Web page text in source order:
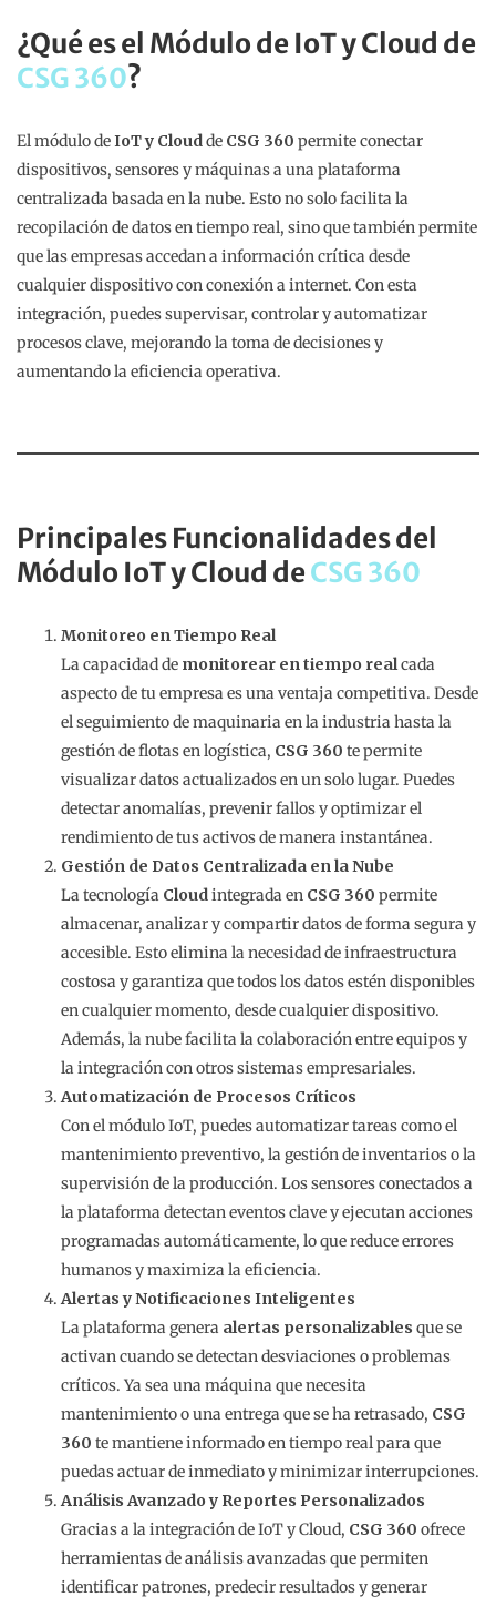
¿Qué es el Módulo de IoT y Cloud de
CSG 360?
El módulo deIoT y Cloudde CSG 360 permite conectar
dispositivos, sensores y máquinas a una plataforma
centralizada basada en la nube. Esto no solo facilita la
recopilación de datos en tiempo real, sino que también permite
que las empresas accedan a información crítica desde
cualquier dispositivo con conexión a internet. Con esta
integración, puedes supervisar, controlar y automatizar
procesos clave, mejorando la toma de decisiones y
aumentando la eficiencia operativa.
Principales Funcionalidades del
Módulo IoT y Cloud deCSG 360
Monitoreo en Tiempo Real
La capacidad de monitorear en tiempo realcada
aspecto de tu empresa es una ventaja competitiva. Desde
el seguimiento de maquinaria en la industria hasta la
gestión de flotas en logística, CSG 360 te permite
visualizar datos actualizados en un solo lugar. Puedes
detectar anomalías, prevenir fallos y optimizar el
rendimiento de tus activos de manera instantánea.
Gestión de Datos Centralizada en la Nube
La tecnología Cloudintegrada en CSG 360 permite
almacenar, analizar y compartir datos de forma segura y
accesible. Esto elimina la necesidad de infraestructura
costosa y garantiza que todos los datos estén disponibles
en cualquier momento, desde cualquier dispositivo.
Además, la nube facilita la colaboración entre equipos y
la integración con otros sistemas empresariales.
Automatización de Procesos Críticos
Con el módulo IoT, puedes automatizar tareas como el
mantenimiento preventivo, la gestión de inventarios o la
supervisión de la producción. Los sensores conectados a
la plataforma detectan eventos clave y ejecutan acciones
programadas automáticamente, lo que reduce errores
humanos y maximiza la eficiencia.
Alertas y Notificaciones Inteligentes
La plataforma genera alertas personalizables que se
activan cuando se detectan desviaciones o problemas
críticos. Ya sea una máquina que necesita
mantenimiento o una entrega que se ha retrasado, CSG
360 te mantiene informado en tiempo real para que
puedas actuar de inmediato y minimizar interrupciones.
Análisis Avanzado y Reportes Personalizados
Gracias a la integración de IoT y Cloud, CSG 360 ofrece
herramientas de análisis avanzadas que permiten
identificar patrones, predecir resultados y generar